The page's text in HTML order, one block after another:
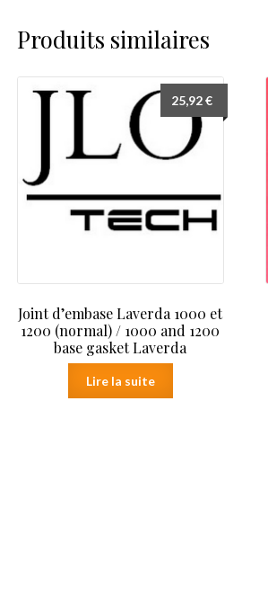
Produits similaires
Joint d’embase Laverda 1000 et
1200 (normal) / 1000 and 1200
base gasket Laverda
25,92€
Lire la suite